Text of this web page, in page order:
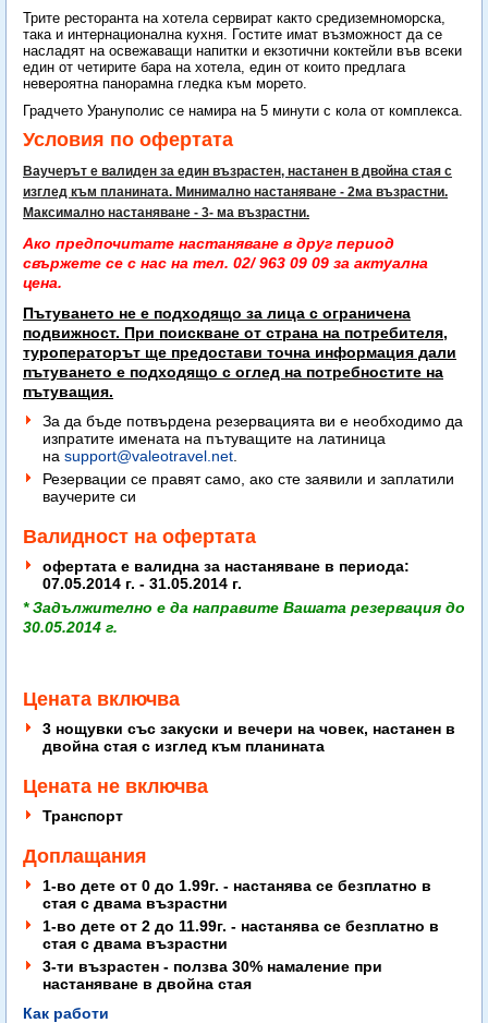
Трите ресторанта на хотела сервират както средиземноморска,
така и интернационална кухня. Гостите имат възможност да се
насладят на освежаващи напитки и екзотични коктейли във всеки
един от четирите бара на хотела, един от които предлага
невероятна панорамна гледка към морето.
Градчето Урануполис се намира на 5 минути с кола от комплекса.
Условия по офертата
Ваучерът е валиден за един възрастен, настанен в двойна стая с
изглед към планината. Минимално настаняване - 2ма възрастни.
Максимално настаняване - 3- ма възрастни.
Ако предпочитате настаняване в друг период
свържете се с нас на тел. 02/ 963 09 09 за актуална
цена.
Пътуването не е подходящо за лица с ограничена
подвижност. При поискване от страна на потребителя,
туроператорът ще предостави точна информация дали
пътуването е подходящо с оглед на потребностите на
пътуващия.
За да бъде потвърдена резервацията ви е необходимо да
изпратите имената на пътуващите на латиница
на support@valeotravel.net
Резервации се правят само, ако сте заявили и заплатили
ваучерите си
Валидност на офертата
офертата е валидна за настаняване в периода:
07.05.2014 г. - 31.05.2014 г.
* Задължително е да направите Вашата резервация до
30.05.2014 г.
Цената включва
3 нощувки със закуски и вечери на човек, настанен в
двойна стая с изглед към планината
Цената не включва
Транспорт
Доплащания
1-во дете от 0 до 1.99г. - настанява се безплатно в
стая с двама възрастни
1-во дете от 2 до 11.99г. - настанява се безплатно в
стая с двама възрастни
3-ти възрастен - ползва 30% намаление при
настаняване в двойна стая
Как работи